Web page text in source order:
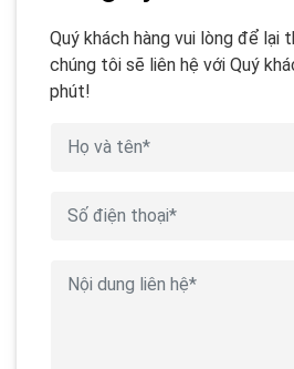
Quý khách hàng vui lòng để lại
chúng tôi sẽ liên hệ với Quý
phút!